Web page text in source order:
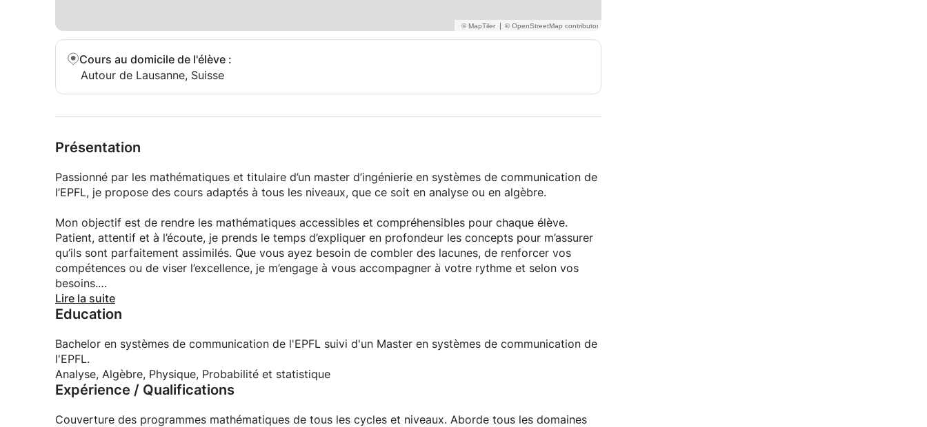
|
Cours au domicile de l'élève :
Autour de Lausanne, Suisse
Présentation
Passionné par les mathématiques et titulaire d’un master d’ingénierie en systèmes de communication de
l’EPFL, je propose des cours adaptés à tous les niveaux, que ce soit en analyse ou en algèbre.
Mon objectif est de rendre les mathématiques accessibles et compréhensibles pour chaque élève.
Patient, attentif et à l’écoute, je prends le temps d’expliquer en profondeur les concepts pour m’assurer
qu’ils sont parfaitement assimilés. Que vous ayez besoin de combler des lacunes, de renforcer vos
compétences ou de viser l’excellence, je m’engage à vous accompagner à votre rythme et selon vos
besoins.
Ensemble, nous travaillerons pour atteindre vos objectifs et, surtout, développer votre confiance en vos
Lire la suite
Education
Bachelor en systèmes de communication de l'EPFL suivi d'un Master en systèmes de communication de
l'EPFL.
Analyse, Algèbre, Physique, Probabilité et statistique
Expérience / Qualifications
Couverture des programmes mathématiques de tous les cycles et niveaux. Aborde tous les domaines